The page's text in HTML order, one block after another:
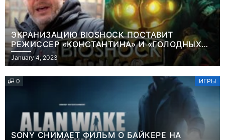
ЭКРАНИЗАЦИЮ BIOSHOCK ПОСТАВИТ
РЕЖИССЕР «КОНСТАНТИНА» И «ГОЛОДНЫХ
ИГР»
January 4, 2023
0 ИГРЫ
SONY СНИМАЕТ ФИЛЬМ О БАЙКЕРЕ НА